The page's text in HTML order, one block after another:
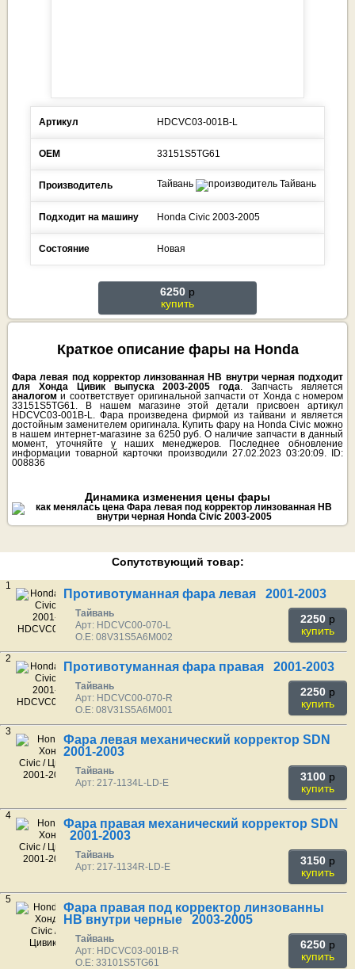
Артикул HDCVC03-001B-L
ОЕМ 33151S5TG61
Производитель Тайвань
Подходит на машину Honda Civic 2003-2005
Состояние Новая
6250 p
купить
Краткое описание фары на Honda
Фара левая под корректор линзованная HB внутри черная подходит
для Хонда Цивик выпуска 2003-2005 года. Запчасть является
аналогом и соответствует оригинальной запчасти от Хонда с номером
33151S5TG61. В нашем магазине этой детали присвоен артикул
HDCVC03-001B-L. Фара произведена фирмой из тайвани и является
достойным заменителем оригинала. Купить фару на Honda Civic можно
в нашем интернет-магазине за 6250 руб. О наличие запчасти в данный
момент, уточняйте у наших менеджеров. Последнее обновление
информации товарной карточки производили 27.02.2023 03:20:09. ID:
008836
Динамика изменения цены фары
Сопутствующий товар:
1
Противотуманная фара левая 2001-2003
Тайвань
Арт: HDCVC00-070-L
O.E: 08V31S5A6M002
2250 p
купить
2
Противотуманная фара правая 2001-2003
Тайвань
Арт: HDCVC00-070-R
O.E: 08V31S5A6M001
2250 p
купить
3
Фара левая механический корректор SDN
2001-2003
Тайвань
Арт: 217-1134L-LD-E
3100 p
купить
4
Фара правая механический корректор SDN
2001-2003
Тайвань
Арт: 217-1134R-LD-E
3150 p
купить
5
Фара правая под корректор линзованны
HB внутри черные 2003-2005
Тайвань
Арт: HDCVC03-001B-R
O.E: 33101S5TG61
6250 p
купить